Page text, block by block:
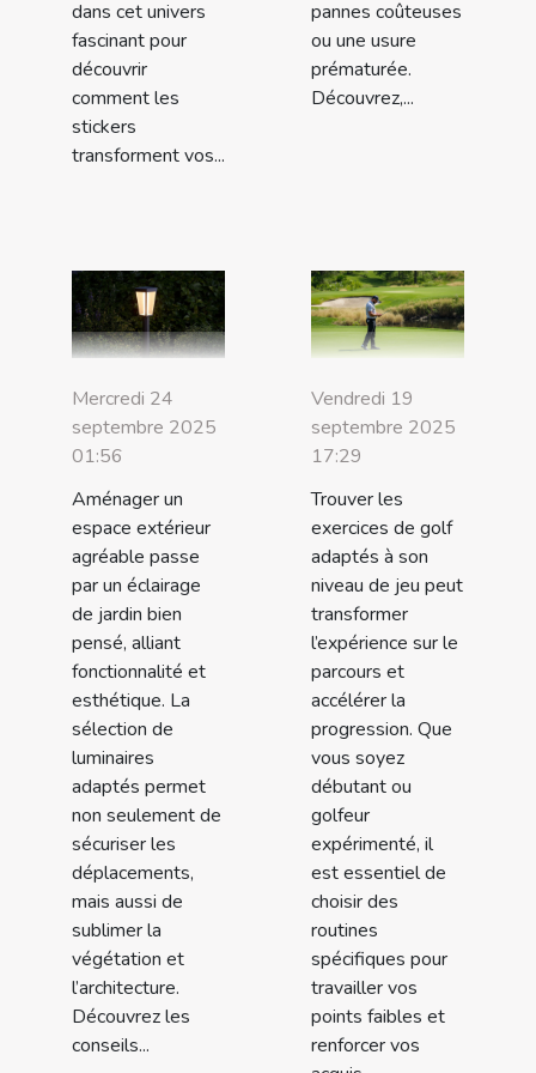
dans cet univers
fascinant pour
découvrir
comment les
stickers
transforment vos...
pannes coûteuses
ou une usure
prématurée.
Découvrez,...
Mercredi 24
septembre 2025
01:56
Aménager un
espace extérieur
agréable passe
par un éclairage
de jardin bien
pensé, alliant
fonctionnalité et
esthétique. La
sélection de
luminaires
adaptés permet
non seulement de
sécuriser les
déplacements,
mais aussi de
sublimer la
végétation et
l’architecture.
Découvrez les
conseils...
Vendredi 19
septembre 2025
17:29
Trouver les
exercices de golf
adaptés à son
niveau de jeu peut
transformer
l’expérience sur le
parcours et
accélérer la
progression. Que
vous soyez
débutant ou
golfeur
expérimenté, il
est essentiel de
choisir des
routines
spécifiques pour
travailler vos
points faibles et
renforcer vos